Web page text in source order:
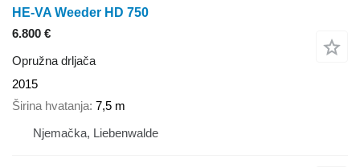
HE-VA Weeder HD 750
6.800 €
Opružna drljača
2015
Širina hvatanja 7,5 m
Njemačka, Liebenwalde